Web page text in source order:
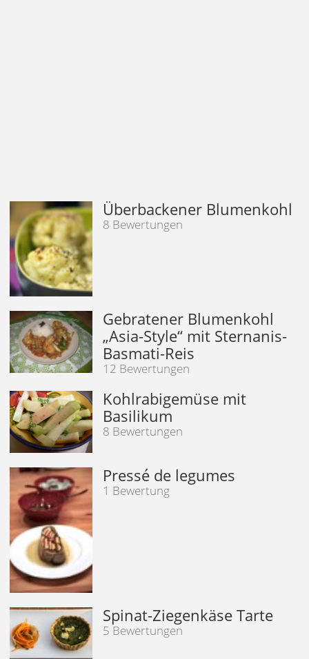
Überbackener Blumenkohl
8 Bewertungen
Gebratener Blumenkohl
„Asia-Style“ mit Sternanis-
Basmati-Reis
12 Bewertungen
Kohlrabigemüse mit
Basilikum
8 Bewertungen
Pressé de legumes
1 Bewertung
Spinat-Ziegenkäse Tarte
5 Bewertungen